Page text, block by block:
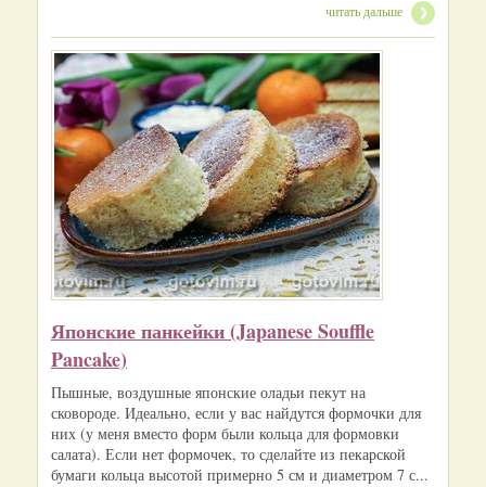
читать дальше
Японские панкейки (Japanese Souffle
Pancake)
Пышные, воздушные японские оладьи пекут на
сковороде. Идеально, если у вас найдутся формочки для
них (у меня вместо форм были кольца для формовки
салата). Если нет формочек, то сделайте из пекарской
бумаги кольца высотой примерно 5 см и диаметром 7 с...